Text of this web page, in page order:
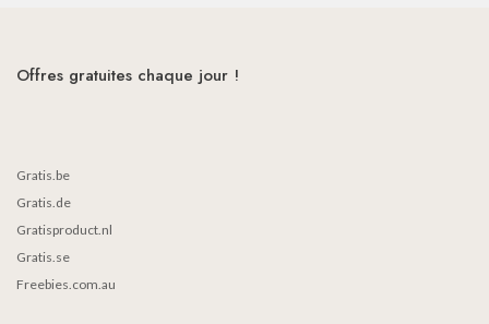
Offres gratuites chaque jour !
Gratis.be
Gratis.de
Gratisproduct.nl
Gratis.se
Freebies.com.au